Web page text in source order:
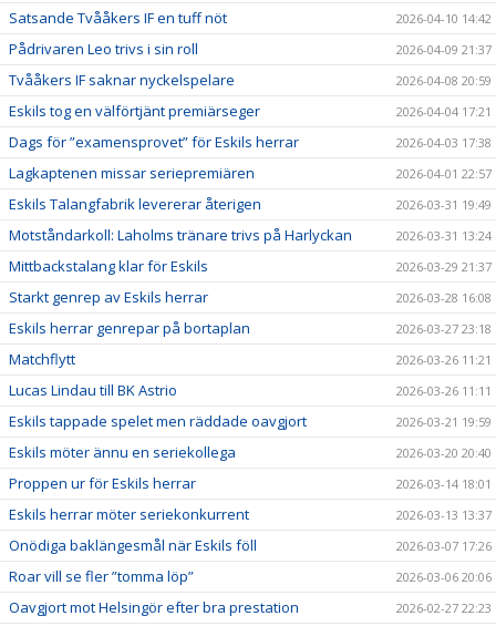
Satsande Tvååkers IF en tuff nöt 2026-04-10 14:42
Pådrivaren Leo trivs i sin roll 2026-04-09 21:37
Tvååkers IF saknar nyckelspelare 2026-04-08 20:59
Eskils tog en välförtjänt premiärseger 2026-04-04 17:21
Dags för ”examensprovet” för Eskils herrar 2026-04-03 17:38
Lagkaptenen missar seriepremiären 2026-04-01 22:57
Eskils Talangfabrik levererar återigen 2026-03-31 19:49
Motståndarkoll: Laholms tränare trivs på Harlyckan 2026-03-31 13:24
Mittbackstalang klar för Eskils 2026-03-29 21:37
Starkt genrep av Eskils herrar 2026-03-28 16:08
Eskils herrar genrepar på bortaplan 2026-03-27 23:18
Matchflytt 2026-03-26 11:21
Lucas Lindau till BK Astrio 2026-03-26 11:11
Eskils tappade spelet men räddade oavgjort 2026-03-21 19:59
Eskils möter ännu en seriekollega 2026-03-20 20:40
Proppen ur för Eskils herrar 2026-03-14 18:01
Eskils herrar möter seriekonkurrent 2026-03-13 13:37
Onödiga baklängesmål när Eskils föll 2026-03-07 17:26
Roar vill se fler ”tomma löp” 2026-03-06 20:06
Oavgjort mot Helsingör efter bra prestation 2026-02-27 22:23